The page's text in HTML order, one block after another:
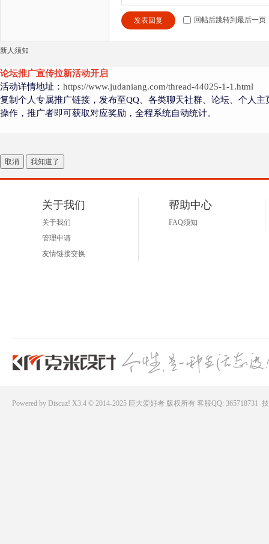
发表回复 回帖后跳转到最后一页
新人须知
论坛推广宣传拉新活动开启
活动详情地址： https://www.judaniang.com/thread-44025-1-1.html
复制个人专属推广链接，发布至QQ、各类聊天社群、论坛、个人
操作，推广者即可获取对应奖励，全程系统自动统计。
取消 我知道了
关于我们
关于我们
管理申请
友情链接交换
帮助中心
FAQ须知
Powered by Discuz! X3.4 © 2014-2025 巨大爱好者版权所有 客服QQ: 365718731